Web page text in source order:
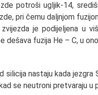
potroši ugljik-14,
pri čemu daljnjom
je podijeljena u
dešava fuzija He – C, u
silicija nastaju kada
se neutroni pretvaraju u